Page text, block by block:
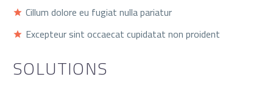
Cillum dolore eu fugiat nulla pariatur
Excepteur sint occaecat cupidatat non proident
SOLUTIONS